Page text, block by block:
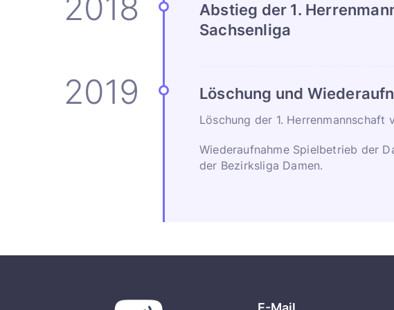
Abstieg der 1.
Sachsenliga
Löschung und
Löschung der 1. Herrenmannschaft
Wiederaufnahme Spielbetrieb der
der Bezirksliga Damen.